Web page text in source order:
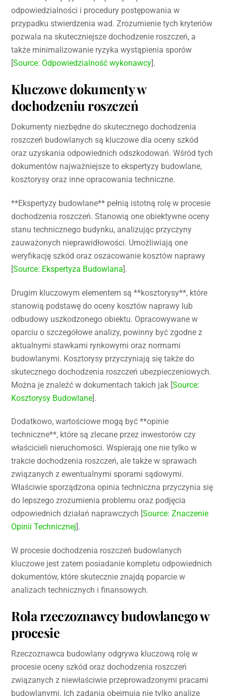
odpowiedzialności i procedury postępowania w
przypadku stwierdzenia wad. Zrozumienie tych kryteriów
pozwala na skuteczniejsze dochodzenie roszczeń, a
także minimalizowanie ryzyka wystąpienia sporów
[Source: Odpowiedzialność wykonawcy].
Kluczowe dokumenty w
dochodzeniu roszczeń
Dokumenty niezbędne do skutecznego dochodzenia
roszczeń budowlanych są kluczowe dla oceny szkód
oraz uzyskania odpowiednich odszkodowań. Wśród tych
dokumentów najważniejsze to ekspertyzy budowlane,
kosztorysy oraz inne opracowania techniczne.
**Ekspertyzy budowlane** pełnią istotną rolę w procesie
dochodzenia roszczeń. Stanowią one obiektywne oceny
stanu technicznego budynku, analizując przyczyny
zauważonych nieprawidłowości. Umożliwiają one
weryfikację szkód oraz oszacowanie kosztów naprawy
[Source: Ekspertyza Budowlana].
Drugim kluczowym elementem są **kosztorysy**, które
stanowią podstawę do oceny kosztów naprawy lub
odbudowy uszkodzonego obiektu. Opracowywane w
oparciu o szczegółowe analizy, powinny być zgodne z
aktualnymi stawkami rynkowymi oraz normami
budowlanymi. Kosztorysy przyczyniają się także do
skutecznego dochodzenia roszczeń ubezpieczeniowych.
Można je znaleźć w dokumentach takich jak [Source:
Kosztorysy Budowlane].
Dodatkowo, wartościowe mogą być **opinie
techniczne**, które są zlecane przez inwestorów czy
właścicieli nieruchomości. Wspierają one nie tylko w
trakcie dochodzenia roszczeń, ale także w sprawach
związanych z ewentualnymi sporami sądowymi.
Właściwie sporządzona opinia techniczna przyczynia się
do lepszego zrozumienia problemu oraz podjęcia
odpowiednich działań naprawczych [Source: Znaczenie
Opinii Technicznej].
W procesie dochodzenia roszczeń budowlanych
kluczowe jest zatem posiadanie kompletu odpowiednich
dokumentów, które skutecznie znajdą poparcie w
analizach technicznych i finansowych.
Rola rzeczoznawcy budowlanego w
procesie
Rzeczoznawca budowlany odgrywa kluczową rolę w
procesie oceny szkód oraz dochodzenia roszczeń
związanych z niewłaściwie przeprowadzonymi pracami
budowlanymi. Ich zadania obejmują nie tylko analizę